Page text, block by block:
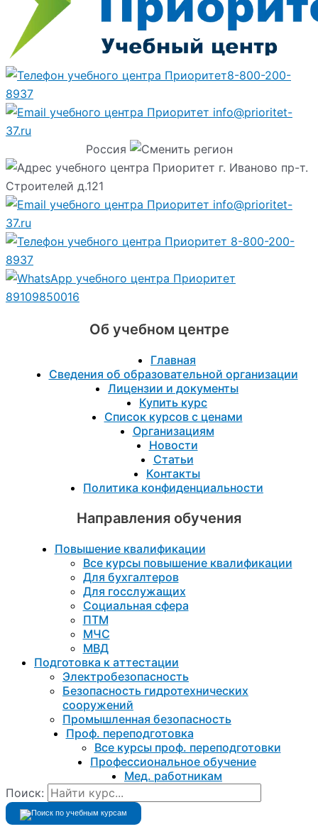
8-800-200-
8937
info@prioritet-
37.ru
Россия
г. Иваново пр-т.
Строителей д.121
info@prioritet-
37.ru
8-800-200-
8937
89109850016
Об учебном центре
Главная
Сведения об образовательной организации
Лицензии и документы
Купить курс
Список курсов с ценами
Организациям
Новости
Статьи
Контакты
Политика конфиденциальности
Направления обучения
Повышение квалификации
Все курсы повышение квалификации
Для бухгалтеров
Для госслужащих
Социальная сфера
ПТМ
МЧС
МВД
Подготовка к aттестации
Электробезопасность
Безопасность гидротехнических
сооружений
Промышленная безопасность
Проф. переподготовка
Все курсы проф. переподготовки
Профессиональное обучение
Мед. работникам
Поиск: